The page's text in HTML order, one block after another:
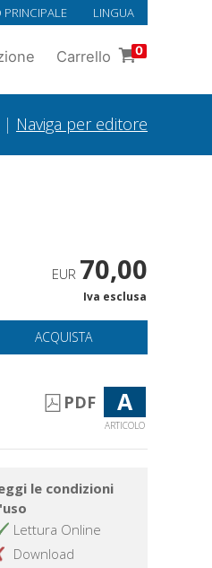
LINGUA
Carrello 0
| Naviga per editore
EUR 70,00
Iva esclusa
ACQUISTA
PDF A
ARTICOLO
le condizioni
Lettura Online
Download